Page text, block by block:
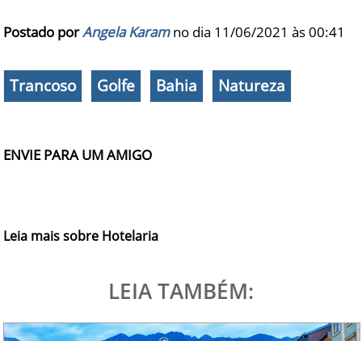
Postado porAngela Karamno dia 11/06/2021 às00:41
Trancoso Golfe Bahia Natureza
ENVIE PARA UM AMIGO
Leia mais sobre Hotelaria
LEIA TAMBÉM: